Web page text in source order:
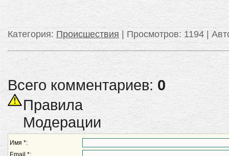
Категория: Происшествия Просмотров: 1194 |
Всего комментариев: 0
Правила
Модерации
Имя *: